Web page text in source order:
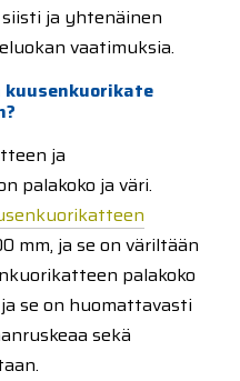
ja yhtenäinen
vaatimuksia.
ja
palakoko ja väri.
mm, ja se on väriltään
palakoko
se on huomattavasti
sekä